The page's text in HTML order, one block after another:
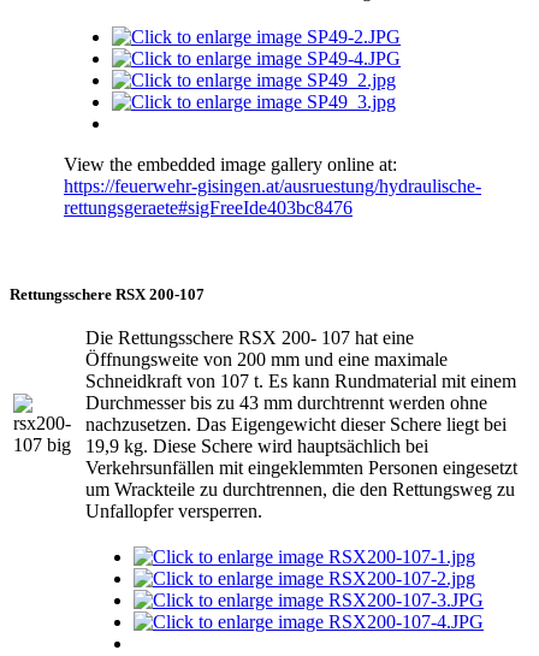
View the embedded image gallery online at:
https://feuerwehr-gisingen.at/ausruestung/hydraulische-
rettungsgeraete#sigFreeIde403bc8476
Rettungsschere RSX 200-107
Die Rettungsschere RSX 200- 107 hat eine
Öffnungsweite von 200 mm und eine maximale
Schneidkraft von 107 t. Es kann Rundmaterial mit einem
Durchmesser bis zu 43 mm durchtrennt werden ohne
nachzusetzen. Das Eigengewicht dieser Schere liegt bei
19,9 kg. Diese Schere wird hauptsächlich bei
Verkehrsunfällen mit eingeklemmten Personen eingesetzt
um Wrackteile zu durchtrennen, die den Rettungsweg zu
Unfallopfer versperren.